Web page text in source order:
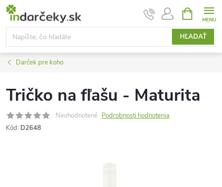
Prejsť
obsah
HĽADAŤ
KOŠÍK
Darček pre koho
Tričko na fľašu - Maturita
Neohodnotené Podrobnosti hodnotenia
Kód: D2648